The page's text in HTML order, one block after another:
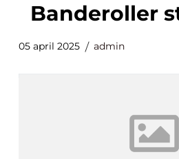
banderoller
05 april 2025 admin